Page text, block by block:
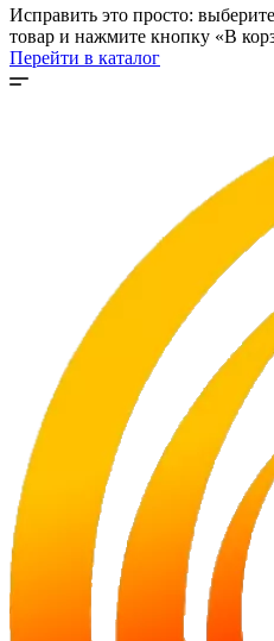
Исправить это просто:
товар и нажмите кнопку «В
Перейти в каталог